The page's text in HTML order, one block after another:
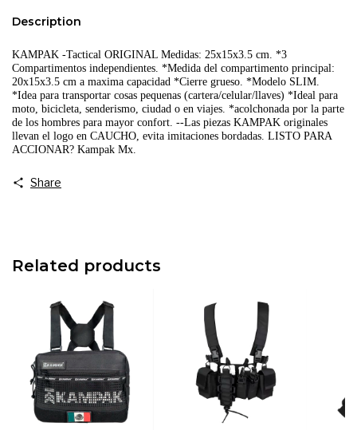
Description
KAMPAK -Tactical ORIGINAL Medidas: 25x15x3.5 cm. *3
Compartimentos independientes. *Medida del compartimento principal:
20x15x3.5 cm a maxima capacidad *Cierre grueso. *Modelo SLIM.
*Idea para transportar cosas pequenas (cartera/celular/llaves) *Ideal para
moto, bicicleta, senderismo, ciudad o en viajes. *acolchonada por la parte
de los hombres para mayor confort. --Las piezas KAMPAK originales
llevan el logo en CAUCHO, evita imitaciones bordadas. LISTO PARA
ACCIONAR? Kampak Mx.
Share
Related products